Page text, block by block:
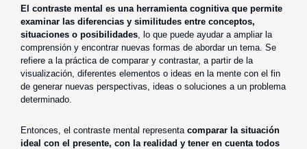
El contraste mental es una herramienta cognitiva que permite
examinar las diferencias y similitudes entre conceptos,
situaciones o posibilidades , lo que puede ayudar a ampliar la
comprensión y encontrar nuevas formas de abordar un tema. Se
refiere a la práctica de comparar y contrastar, a partir de la
visualización, diferentes elementos o ideas en la mente con el fin
de generar nuevas perspectivas, ideas o soluciones a un problema
determinado.
Entonces, el contraste mental representa comparar la situación
ideal con el presente, con la realidad y tener en cuenta todos